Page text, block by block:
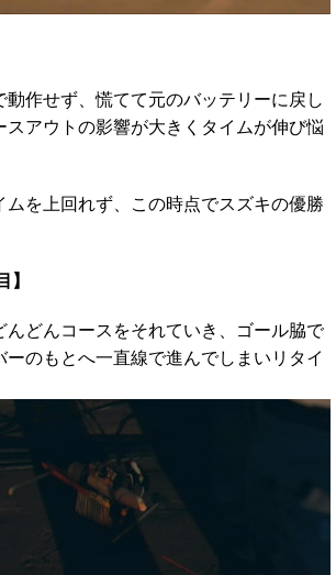
動作せず、慌てて元のバッテリーに戻し
スアウトの影響が大きくタイムが伸び悩
ムを上回れず、この時点でスズキの優勝
】
んどんコースをそれていき、ゴール脇で
ーのもとへ一直線で進んでしまいリタイ